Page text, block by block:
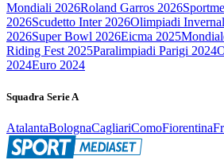
Mondiali 2026Roland Garros 2026
2026Scudetto Inter 2026Olimpiadi
2026Super Bowl 2026Eicma 2025
Riding Fest 2025Paralimpiadi Parigi 2024
2024Euro 2024
Squadra Serie A
AtalantaBolognaCagliariComoFiorentina